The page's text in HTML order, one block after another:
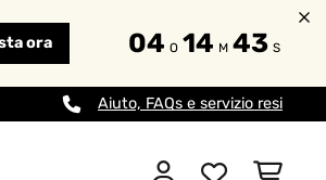
ora 04 O 14 M 42 S
Aiuto, FAQs e servizio resi